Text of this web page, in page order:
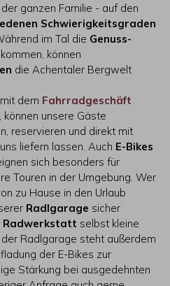
ganzen Familie - auf den
Schwierigkeitsgraden
im Tal die Genuss-
können
die Achentaler Bergwelt
dem Fahrradgeschäft
können unsere Gäste
reservieren und direkt mit
liefern lassen. Auch E-Bikes
sich besonders für
Touren in der Umgebung. Wer
zu Hause in den Urlaub
Radlgarage sicher
Radwerkstatt selbst kleine
Radlgarage steht außerdem
der E-Bikes zur
Stärkung bei ausgedehnten